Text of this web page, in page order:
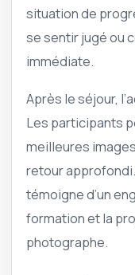
situation de
se sentir jugé ou
immédiate.
Après le séjour,
Les participants
meilleures
retour
témoigne d’un
formation et la
photographe.